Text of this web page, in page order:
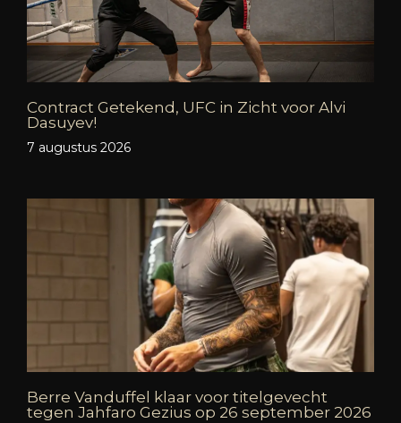
Contract Getekend, UFC in Zicht voor Alvi
Dasuyev!
7 augustus 2026
Berre Vanduffel klaar voor titelgevecht
tegen Jahfaro Gezius op 26 september 2026